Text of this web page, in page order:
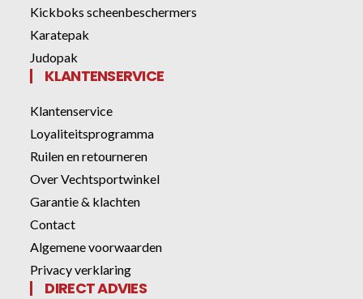
Kickboks scheenbeschermers
Karatepak
Judopak
KLANTENSERVICE
Klantenservice
Loyaliteitsprogramma
Ruilen en retourneren
Over Vechtsportwinkel
Garantie & klachten
Contact
Algemene voorwaarden
Privacy verklaring
DIRECT ADVIES